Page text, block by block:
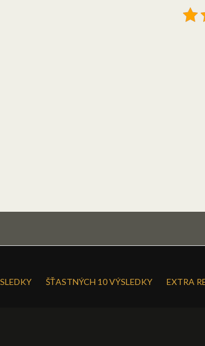
ŠŤASTNÝCH 10 VÝSLEDKY EXTRA